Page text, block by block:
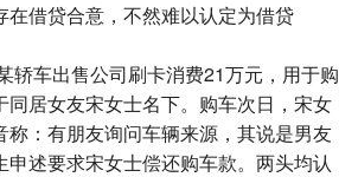
在借贷合意，不然难以认定为借贷
轿车出售公司刷卡消费21万元，用于购
同居女友宋女士名下。购车次日，宋女
称：有朋友询问车辆来源，其说是男友
申述要求宋女士偿还购车款。两头均认